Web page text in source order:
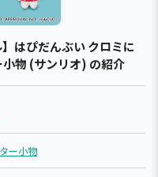
はぴだんぶい クロミに
物 (サンリオ) の紹介
ー小物